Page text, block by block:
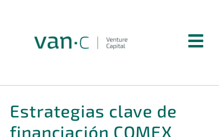
Estrategias clave de
financiación COMEX